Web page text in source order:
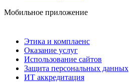
Мобильное приложение
Этика и комплаенс
Оказание услуг
Использование сайтов
Защита персональных данных
ИТ аккредитация